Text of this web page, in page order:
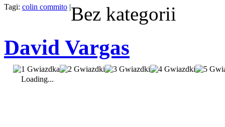
Tagi: colin commito |Bez kategorii
David Vargas
Loading...